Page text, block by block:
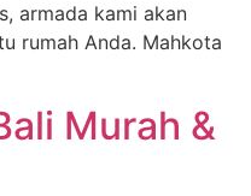
armada kami akan
rumah Anda. Mahkota
Murah &